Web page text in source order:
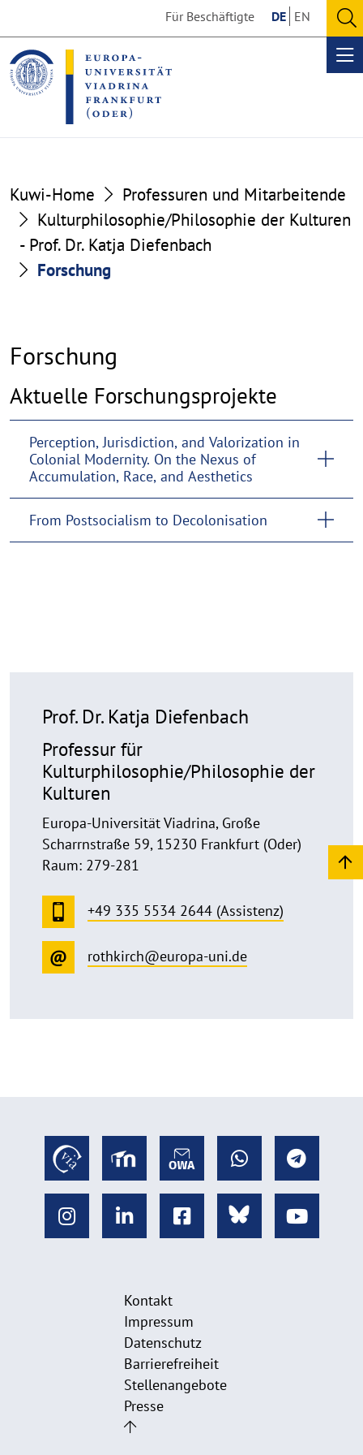
the
content
section
the
footer
section
Für Beschäftigte DE EN
Kuwi-Home
Professuren und Mitarbeitende
Kulturphilosophie/Philosophie der Kulturen
- Prof. Dr. Katja Diefenbach
Forschung
Forschung
Aktuelle Forschungsprojekte
Perception, Jurisdiction, and Valorization in
Colonial Modernity. On the Nexus of
Accumulation, Race, and Aesthetics
From Postsocialism to Decolonisation
Prof. Dr. Katja Diefenbach
Professur für
Kulturphilosophie/Philosophie der
Kulturen
Europa-Universität Viadrina, Große
Scharrnstraße 59, 15230 Frankfurt (Oder)
Raum: 279-281
+49 335 5534 2644 (Assistenz)
rothkirch@europa-uni.de
Kontakt
Impressum
Datenschutz
Barrierefreiheit
Stellenangebote
Presse